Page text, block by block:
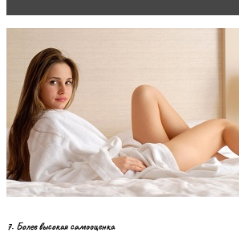
7. Более высокая самооценка